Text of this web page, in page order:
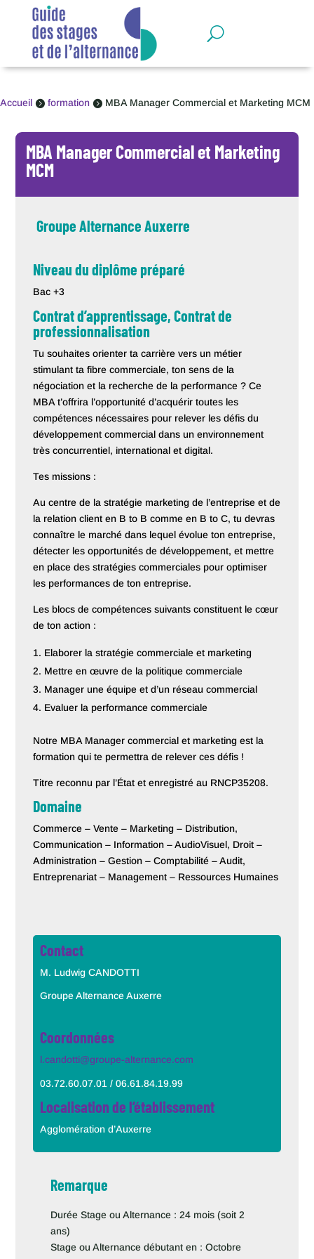
Accueil  formation  MBA Manager Commercial et Marketing MCM
MBA Manager Commercial et Marketing
MCM
Groupe Alternance Auxerre
Niveau du diplôme préparé
Bac +3
Contrat d’apprentissage, Contrat de
professionnalisation
Tu souhaites orienter ta carrière vers un métier
stimulant ta fibre commerciale, ton sens de la
négociation et la recherche de la performance ? Ce
MBA t’offrira l’opportunité d’acquérir toutes les
compétences nécessaires pour relever les défis du
développement commercial dans un environnement
très concurrentiel, international et digital.
Tes missions :
Au centre de la stratégie marketing de l’entreprise et de
la relation client en B to B comme en B to C, tu devras
connaître le marché dans lequel évolue ton entreprise,
détecter les opportunités de développement, et mettre
en place des stratégies commerciales pour optimiser
les performances de ton entreprise.
Les blocs de compétences suivants constituent le cœur
de ton action :
Elaborer la stratégie commerciale et marketing
Mettre en œuvre de la politique commerciale
Manager une équipe et d’un réseau commercial
Evaluer la performance commerciale
Notre MBA Manager commercial et marketing est la
formation qui te permettra de relever ces défis !
Titre reconnu par l’État et enregistré au RNCP35208.
Domaine
Commerce – Vente – Marketing – Distribution,
Communication – Information – AudioVisuel, Droit –
Administration – Gestion – Comptabilité – Audit,
Entreprenariat – Management – Ressources Humaines
Contact
M. Ludwig CANDOTTI
Groupe Alternance Auxerre
Coordonnées
l.candotti@groupe-alternance.com
03.72.60.07.01 / 06.61.84.19.99
Localisation de l’établissement
Agglomération d’Auxerre
Remarque
Durée Stage ou Alternance : 24 mois (soit 2
ans)
Stage ou Alternance débutant en : Octobre
Panneau de gestion des cookies